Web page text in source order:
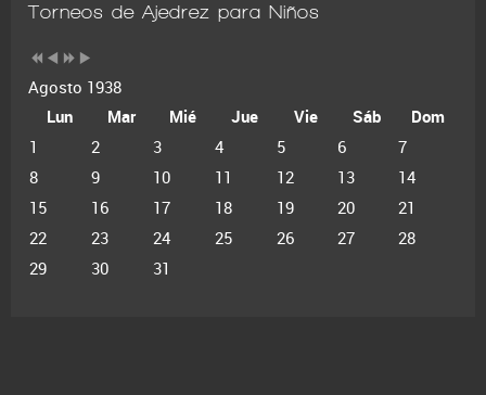
Torneos de Ajedrez para Niños
Agosto 1938
Lun
Mar Mié Jue Vie Sáb
Dom
1
2 3 4 5 6
7
8
9 10 11 12 13
14
15
16 17 18 19 20
21
22
23 24 25 26 27
28
29
30 31